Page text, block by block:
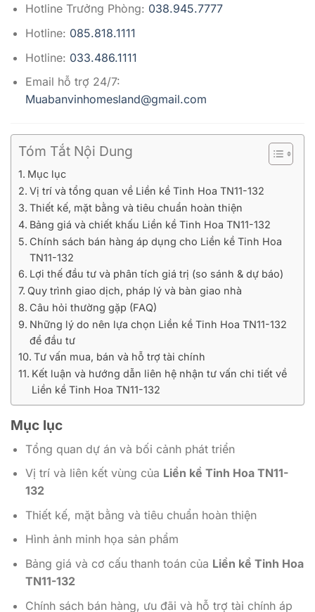
Hotline Trưởng Phòng: 038.945.7777
Hotline: 085.818.1111
Hotline: 033.486.1111
Email hỗ trợ 24/7:
Muabanvinhomesland@gmail.com
Tóm Tắt Nội Dung
Mục lục
Vị trí và tổng quan về Liền kề Tinh Hoa TN11-132
Thiết kế, mặt bằng và tiêu chuẩn hoàn thiện
Bảng giá và chiết khấu Liền kề Tinh Hoa TN11-132
Chính sách bán hàng áp dụng cho Liền kề Tinh Hoa
TN11-132
Lợi thế đầu tư và phân tích giá trị (so sánh & dự báo)
Quy trình giao dịch, pháp lý và bàn giao nhà
Câu hỏi thường gặp (FAQ)
Những lý do nên lựa chọn Liền kề Tinh Hoa TN11-132
để đầu tư
Tư vấn mua, bán và hỗ trợ tài chính
Kết luận và hướng dẫn liên hệ nhận tư vấn chi tiết về
Liền kề Tinh Hoa TN11-132
Mục lục
Tổng quan dự án và bối cảnh phát triển
Vị trí và liên kết vùng của Liền kề Tinh Hoa TN11-
132
Thiết kế, mặt bằng và tiêu chuẩn hoàn thiện
Hình ảnh minh họa sản phẩm
Bảng giá và cơ cấu thanh toán của Liền kề Tinh Hoa
TN11-132
Chính sách bán hàng, ưu đãi và hỗ trợ tài chính áp